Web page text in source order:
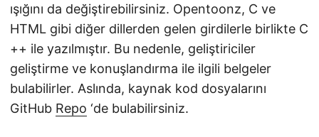
ışığını da değiştirebilirsiniz. Opentoonz, C ve
HTML gibi diğer dillerden gelen girdilerle birlikte C
++ ile yazılmıştır. Bu nedenle, geliştiriciler
geliştirme ve konuşlandırma ile ilgili belgeler
bulabilirler. Aslında, kaynak kod dosyalarını
GitHub Repo ‘de bulabilirsiniz.